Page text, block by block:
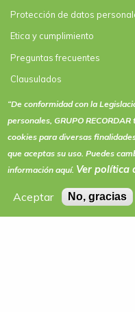
“De conformidad con la
personales, GRUPO
cookies para diversas
que aceptas su uso. Puedes
información aquí. Ver política
Aceptar No, gracias
Protección de datos
Etica y cumplimiento
Preguntas frecuentes
Clausulados
Clausulado Paquete plus
Términos y condiciones de